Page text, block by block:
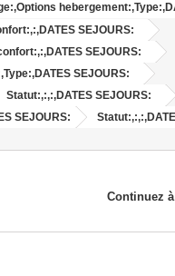
SEJOURS:
SEJOURS:
SEJOURS:
Statut:,:,:,DATES SEJOURS:
SEJOURS:
Continuez